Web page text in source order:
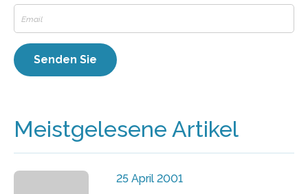
Meistgelesene Artikel
25 April 2001